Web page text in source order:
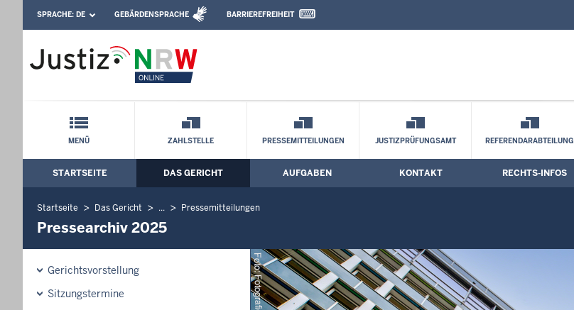
Oberlandesgericht Hamm: Pressearchiv 2025
Leichte Sprache, Gebärdensprachenvideo und Kontaktformular
SPRACHE: DE GEBÄRDENSPRACHE BARRIEREFREIHEIT
Schnellnavigation mit Volltext-Suche
MENÜ ZAHLSTELLE PRESSEMITTEILUNGEN JUSTIZPRÜFUNGSAMT REFERENDARABTEILUNG
Hauptmenü: Hauptnavigation
STARTSEITE DAS GERICHT AUFGABEN KONTAKT RECHTS-INFOS
Startseite Das Gericht ... Pressemitteilungen
Pressearchiv 2025
Gerichtsvorstellung
Sitzungstermine